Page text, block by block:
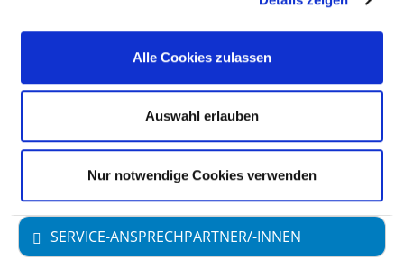
Alle Cookies zulassen
Auswahl erlauben
Nur notwendige Cookies verwenden
Teilstationäre Fallzahl: 44
Krankenhausträger: Vitos Kurhessen
gemeinnützige GmbH
SERVICE-ANSPRECHPARTNER/-INNEN